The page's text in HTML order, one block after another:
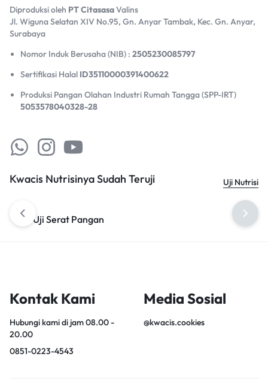
Diproduksi oleh PT CitasasaValins
Jl. Wiguna Selatan XIV No.95, Gn. Anyar Tambak, Kec. Gn. Anyar,
Surabaya​
Nomor Induk Berusaha (NIB) :2505230085797
Sertifikasi Halal ID35110000391400622
Produksi Pangan Olahan Industri Rumah Tangga (SPP-IRT)
5053578040328-28
Kwacis Nutrisinya Sudah Teruji Uji Nutrisi
Uji Serat Pangan
Kontak Kami
Hubungi kami di jam 08.00 -
20.00
0851-0223-4543
Media Sosial
@kwacis.cookies